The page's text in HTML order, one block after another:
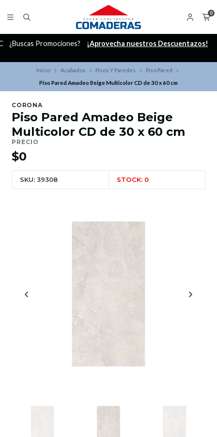
0
¿Buscas Promociones? ¡Aprovecha nuestros Descuentazos!
Inicio Acabados Pisos Y Paredes
Piso Pared
Piso Pared Amadeo Beige Multicolor CD de 30 x 60 cm
CORONA
Piso Pared Amadeo Beige
Multicolor CD de 30 x 60 cm
PRECIO
$0
SKU: 39308 STOCK: 0